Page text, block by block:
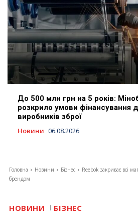
До 500 млн грн на 5 років:
розкрило умови фінансування
виробників зброї
Новини 06.08.2026